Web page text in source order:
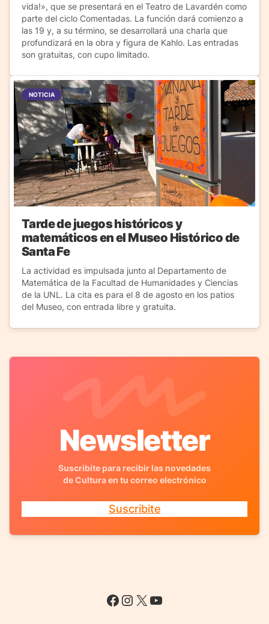
vida!», que se presentará en el Teatro de Lavardén como
parte del ciclo Comentadas. La función dará comienzo a
las 19 y, a su término, se desarrollará una charla que
profundizará en la obra y figura de Kahlo. Las entradas
son gratuitas, con cupo limitado.
NOTICIA
Tarde de juegos históricos y
matemáticos en el Museo Histórico de
Santa Fe
La actividad es impulsada junto al Departamento de
Matemática de la Facultad de Humanidades y Ciencias
de la UNL. La cita es para el 8 de agosto en los patios
del Museo, con entrada libre y gratuita.
Newsletter
Suscribite para recibir las novedades
de Cultura en tu correo electrónico
Suscribite
Facebook
Instagram
X YouTube